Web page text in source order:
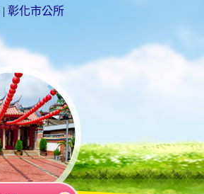
| 彰化市公所